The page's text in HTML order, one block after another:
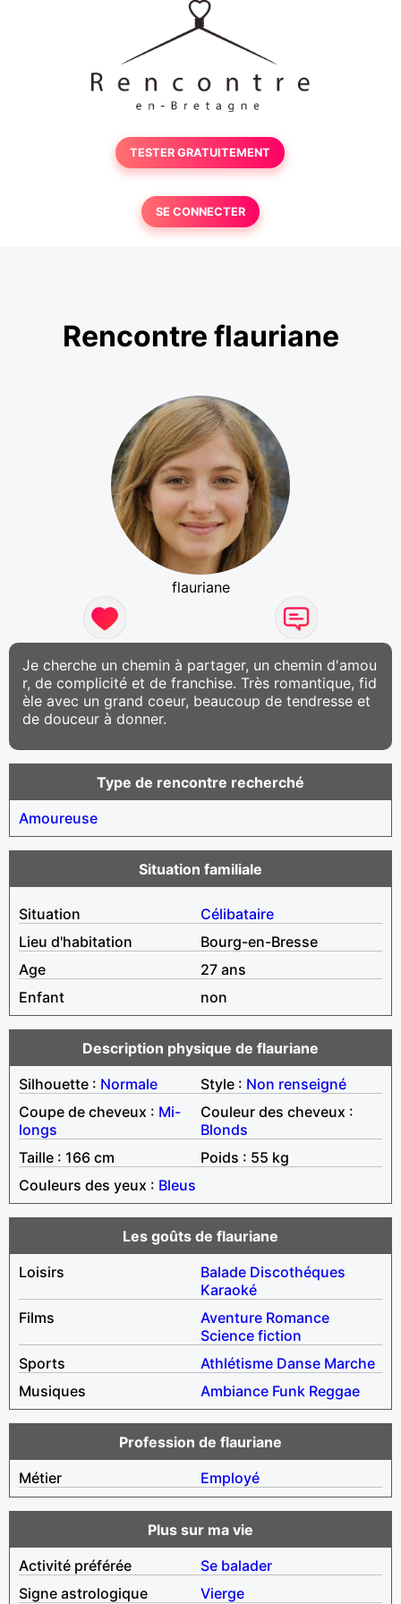
TESTER GRATUITEMENT
SE CONNECTER
Rencontre flauriane
flauriane
Je cherche un chemin à partager, un chemin d'amou
r, de complicité et de franchise. Très romantique, fid
èle avec un grand coeur, beaucoup de tendresse et
de douceur à donner.
Type de rencontre recherché
Amoureuse
Situation familiale
Situation
Célibataire
Lieu d'habitation
Bourg-en-Bresse
Age
27 ans
Enfant
non
Description physique de flauriane
Silhouette : Normale Style : Non renseigné
Coupe de cheveux : Mi-
longs
Couleur des cheveux :
Blonds
Taille : 166 cm
Poids : 55 kg
Couleurs des yeux : Bleus
Les goûts de flauriane
Loisirs
Balade Discothéques
Karaoké
Films
Aventure Romance
Science fiction
Sports
Athlétisme Danse Marche
Musiques
Ambiance Funk Reggae
Profession de flauriane
Métier
Employé
Plus sur ma vie
Activité préférée
Se balader
Signe astrologique
Vierge